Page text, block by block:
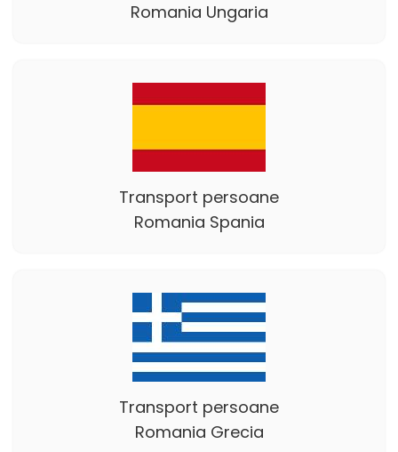
Romania Ungaria
Transport persoane
Romania Spania
Transport persoane
Romania Grecia